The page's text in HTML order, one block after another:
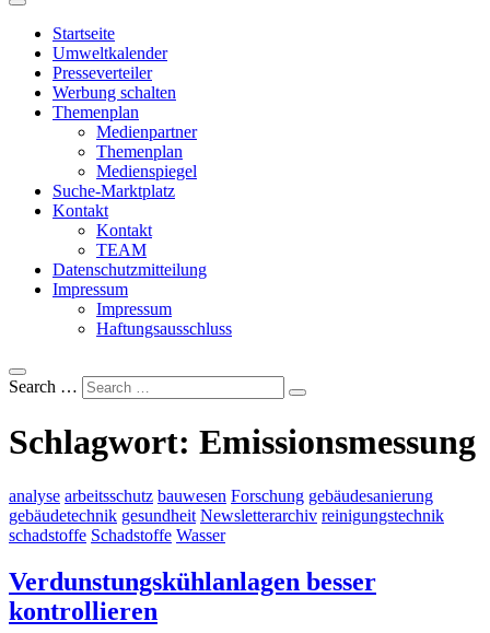
Startseite
Umweltkalender
Presseverteiler
Werbung schalten
Themenplan
Medienpartner
Themenplan
Medienspiegel
Suche-Marktplatz
Kontakt
Kontakt
TEAM
Datenschutzmitteilung
Impressum
Impressum
Haftungsausschluss
Search …
Schlagwort: Emissionsmessung
analyse arbeitsschutz bauwesen Forschung gebäudesanierung
gebäudetechnik gesundheit Newsletterarchiv reinigungstechnik
schadstoffe Schadstoffe Wasser
Verdunstungskühlanlagen besser
kontrollieren